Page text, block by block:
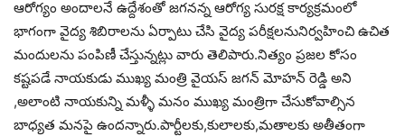
ఆరోగ్యం అందాలనే ఉద్దేశంతో జగనన్న ఆరోగ్య సురక్ష కార్యక్రమంలో
భాగంగా వైద్య శిబిరాలను ఏర్పాటు చేసి వైద్య పరీక్షలనునిర్వహించి ఉచిత
మందులను పంపిణీ చేస్తున్నట్లు వారు తెలిపారు.నిత్యం ప్రజల కోసం
కష్టపడే నాయకుడు ముఖ్య మంత్రి వైయస్ జగన్ మోహన్ రెడ్డి అని
,అలాంటి నాయకున్ని మళ్ళీ మనం ముఖ్య మంత్రిగా చేసుకోవాల్సిన
బాధ్యత మనపై ఉందన్నారు.పార్టీలకు,కులాలకు,మతాలకు అతీతంగా